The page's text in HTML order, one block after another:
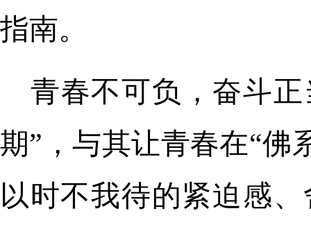
指南。
青春不可负，奋斗
期”，与其让青春在“佛
以时不我待的紧迫感